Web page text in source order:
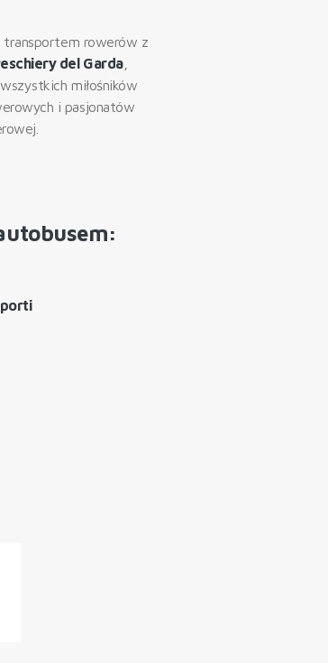
transportem rowerów z
del Garda,
miłośników
i pasjonatów